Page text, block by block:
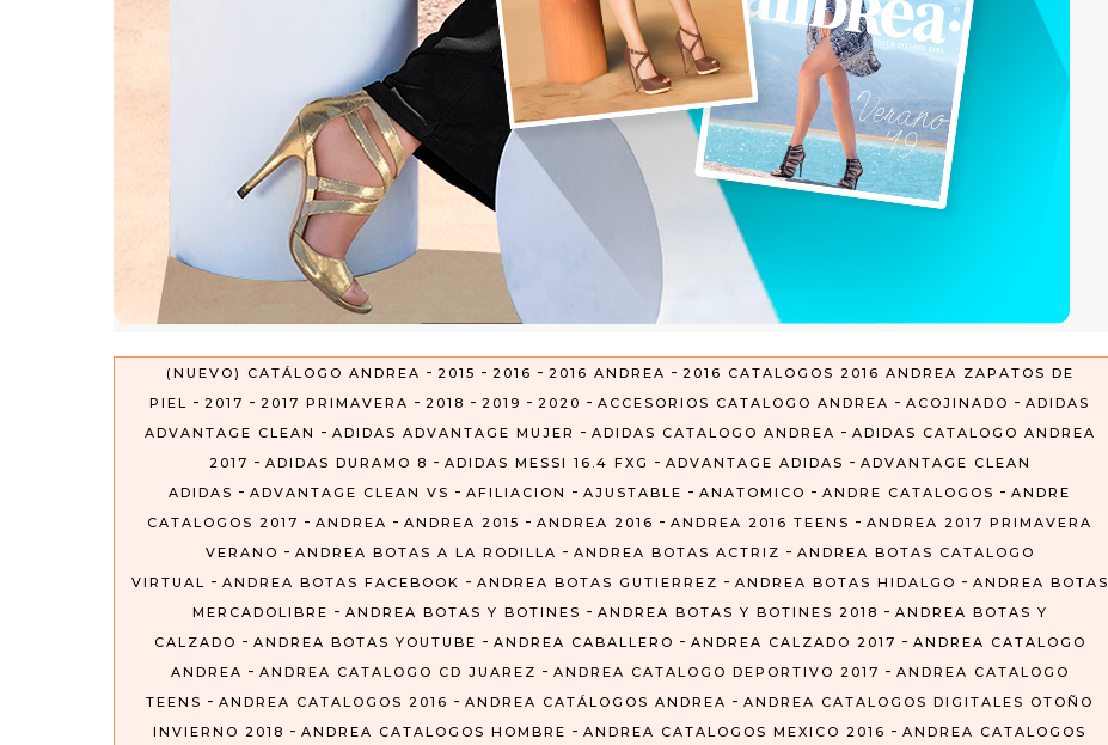
(NUEVO) CATÁLOGO ANDREA - 2015 - 2016 - 2016 ANDREA - 2016 CATALOGOS 2016 ANDREA ZAPATOS DE
PIEL - 2017 - 2017 PRIMAVERA - 2018 - 2019 - 2020 - ACCESORIOS CATALOGO ANDREA - ACOJINADO - ADIDAS
ADVANTAGE CLEAN - ADIDAS ADVANTAGE MUJER - ADIDAS CATALOGO ANDREA - ADIDAS CATALOGO ANDREA
2017 - ADIDAS DURAMO 8 - ADIDAS MESSI 16.4 FXG - ADVANTAGE ADIDAS - ADVANTAGE CLEAN
ADIDAS - ADVANTAGE CLEAN VS - AFILIACION - AJUSTABLE - ANATOMICO - ANDRE CATALOGOS - ANDRE
CATALOGOS 2017 - ANDREA - ANDREA 2015 - ANDREA 2016 - ANDREA 2016 TEENS - ANDREA 2017 PRIMAVERA
VERANO - ANDREA BOTAS A LA RODILLA - ANDREA BOTAS ACTRIZ - ANDREA BOTAS CATALOGO
VIRTUAL - ANDREA BOTAS FACEBOOK - ANDREA BOTAS GUTIERREZ - ANDREA BOTAS HIDALGO - ANDREA BOTAS
MERCADOLIBRE - ANDREA BOTAS Y BOTINES - ANDREA BOTAS Y BOTINES 2018 - ANDREA BOTAS Y
CALZADO - ANDREA BOTAS YOUTUBE - ANDREA CABALLERO - ANDREA CALZADO 2017 - ANDREA CATALOGO
ANDREA - ANDREA CATALOGO CD JUAREZ - ANDREA CATALOGO DEPORTIVO 2017 - ANDREA CATALOGO
TEENS - ANDREA CATALOGOS 2016 - ANDREA CATÁLOGOS ANDREA - ANDREA CATALOGOS DIGITALES OTOÑO
INVIERNO 2018 - ANDREA CATALOGOS HOMBRE - ANDREA CATALOGOS MEXICO 2016 - ANDREA CATALOGOS